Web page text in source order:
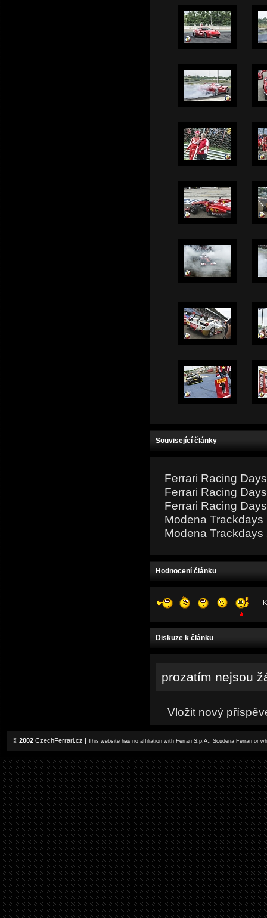
Související články
Ferrari Racing
Ferrari Racing
Ferrari Racing
Modena Trackdays
Modena Trackdays
Hodnocení článku
Diskuze k článku
prozatím nejsou
Vložit nový
© 2002 CzechFerrari.cz | This website has no affiliation with Ferrari S.p.A., Scuderia Ferrari or